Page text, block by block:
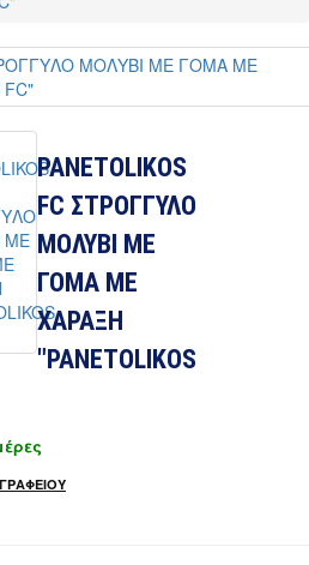
PANETOLIKOS
FC ΣΤΡΟΓΓΥΛΟ
ΜΟΛΥΒΙ ΜΕ
ΓΟΜΑ ΜΕ
ΧΑΡΑΞΗ
"PANETOLIKOS
ΓΡΑΦΕΙΟΥ